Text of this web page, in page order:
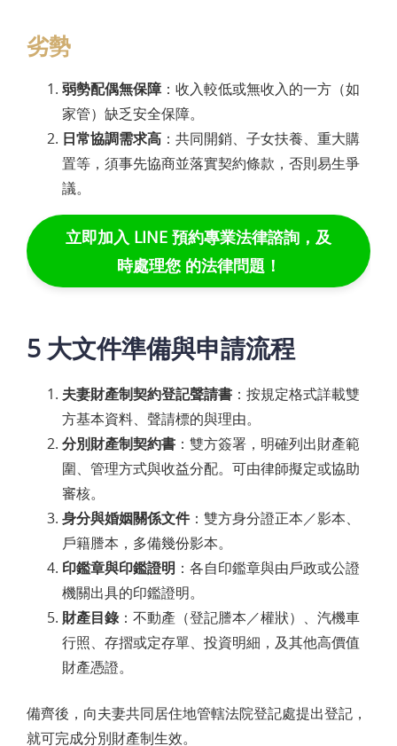
劣勢
弱勢配偶無保障 ：收入較低或無收入的一方（如
家管）缺乏安全保障。
日常協調需求高 ：共同開銷、子女扶養、重大購
置等，須事先協商並落實契約條款，否則易生爭
議。
立即加入 LINE 預約專業法律諮詢，及
時處理您 的法律問題！
5 大文件準備與申請流程
夫妻財產制契約登記聲請書 ：按規定格式詳載雙
方基本資料、聲請標的與理由。
分別財產制契約書 ：雙方簽署，明確列出財產範
圍、管理方式與收益分配。可由律師擬定或協助
審核。
身分與婚姻關係文件：雙方身分證正本／影本、
戶籍謄本，多備幾份影本。
印鑑章與印鑑證明 ：各自印鑑章與由戶政或公證
機關出具的印鑑證明。
財產目錄：不動產（登記謄本／權狀）、汽機車
行照、存摺或定存單、投資明細，及其他高價值
財產憑證。
備齊後，向夫妻共同居住地管轄法院登記處提出登記，
就可完成分別財產制生效。